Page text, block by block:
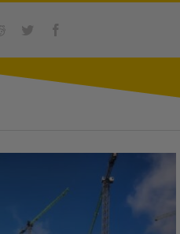
Facebook